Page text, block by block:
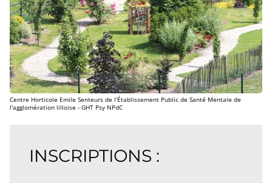
Centre Horticole Emile Senteurs de l'Établissement Public de Santé Mentale de
l'agglomération lilloise - GHT Psy NPdC
INSCRIPTIONS :